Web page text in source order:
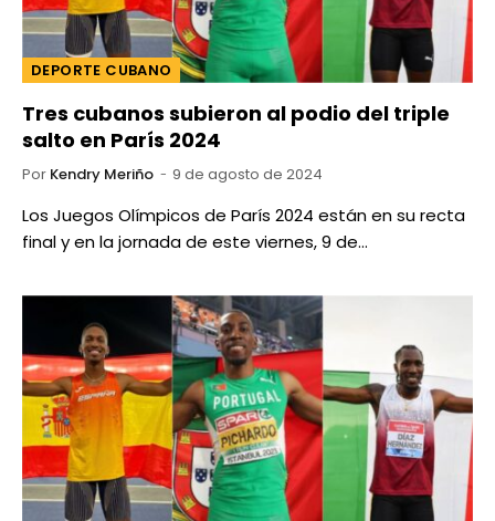
DEPORTE CUBANO
Tres cubanos subieron al podio del triple
salto en París 2024
Por Kendry Meriño 9 de agosto de 2024
Los Juegos Olímpicos de París 2024 están en su recta
final y en la jornada de este viernes, 9 de…